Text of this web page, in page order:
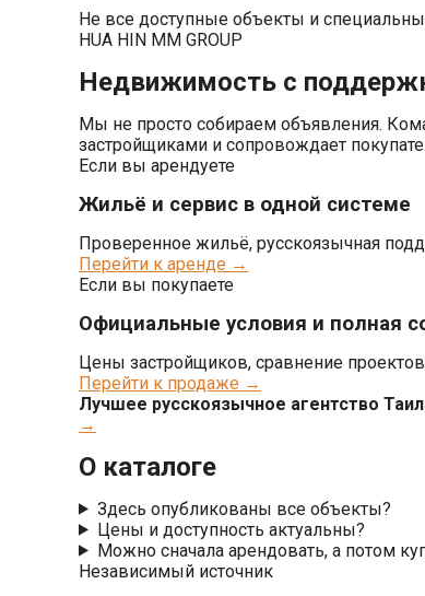
Не все доступные объекты и
HUA HIN MM GROUP
Недвижимость с
Мы не просто собираем объявления.
застройщиками и сопровождает
Если вы арендуете
Жильё и сервис в одной системе
Проверенное жильё, русскоязычная
Перейти к аренде →
Если вы покупаете
Официальные условия и полная
Цены застройщиков, сравнение
Перейти к продаже →
Лучшее русскоязычное агентство
→
О каталоге
Здесь опубликованы все объекты?
Цены и доступность актуальны?
Можно сначала арендовать, а потом
Независимый источник